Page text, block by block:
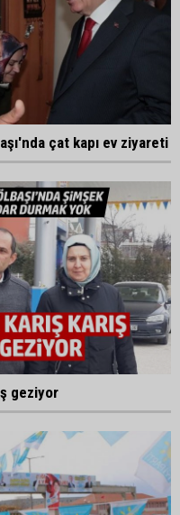
çat kapı ev ziyareti
geziyor